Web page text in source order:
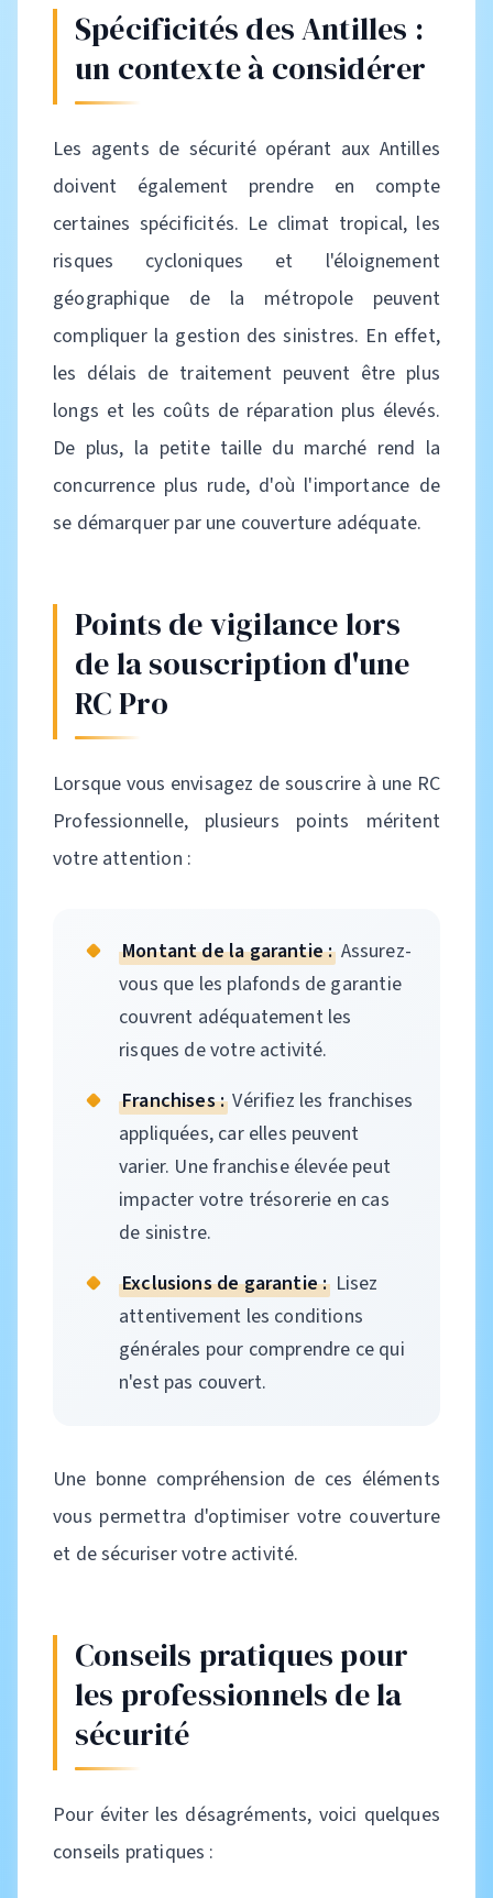
Spécificités des Antilles :
un contexte à considérer
Les agents de sécurité opérant aux Antilles
doivent également prendre en compte
certaines spécificités. Le climat tropical, les
risques cycloniques et l'éloignement
géographique de la métropole peuvent
compliquer la gestion des sinistres. En effet,
les délais de traitement peuvent être plus
longs et les coûts de réparation plus élevés.
De plus, la petite taille du marché rend la
concurrence plus rude, d'où l'importance de
se démarquer par une couverture adéquate.
Points de vigilance lors
de la souscription d'une
RC Pro
Lorsque vous envisagez de souscrire à une RC
Professionnelle, plusieurs points méritent
votre attention :
Montant de la garantie : Assurez-
vous que les plafonds de garantie
couvrent adéquatement les
risques de votre activité.
Franchises : Vérifiez les franchises
appliquées, car elles peuvent
varier. Une franchise élevée peut
impacter votre trésorerie en cas
de sinistre.
Exclusions de garantie : Lisez
attentivement les conditions
générales pour comprendre ce qui
n'est pas couvert.
Une bonne compréhension de ces éléments
vous permettra d'optimiser votre couverture
et de sécuriser votre activité.
Conseils pratiques pour
les professionnels de la
sécurité
Pour éviter les désagréments, voici quelques
conseils pratiques :